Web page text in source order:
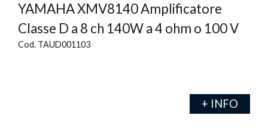
YAMAHA XMV8140 Amplificatore
Classe D a 8 ch 140W a 4 ohm o 100 V
Cod. TAUD001103
+ INFO